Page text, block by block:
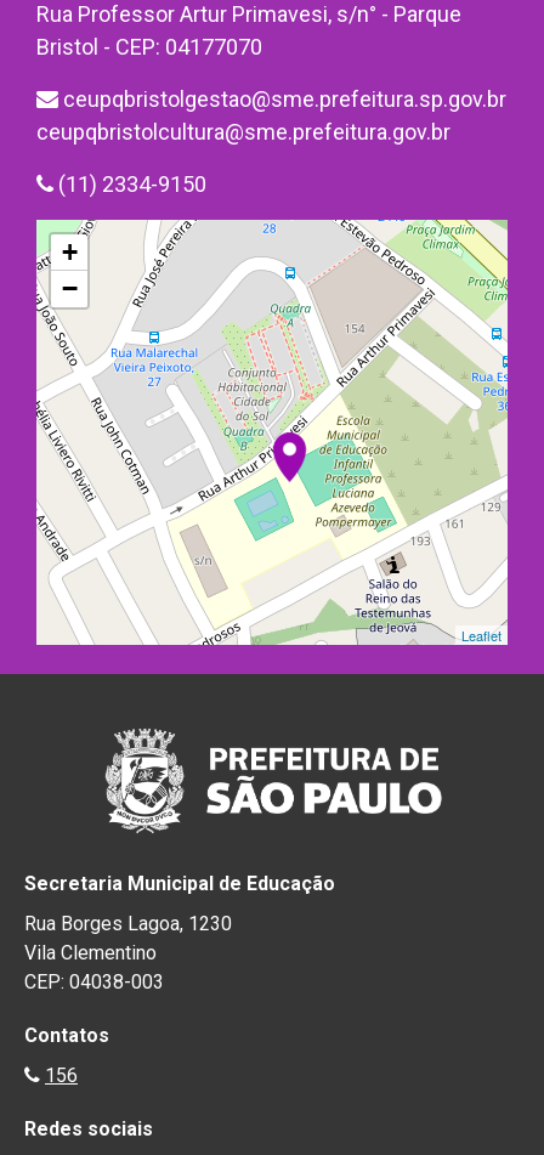
Rua Professor Artur Primavesi, s/n° - Parque
Bristol - CEP: 04177070
ceupqbristolgestao@sme.prefeitura.sp.gov.br
ceupqbristolcultura@sme.prefeitura.gov.br
(11) 2334-9150
+
−
Leaflet
Secretaria Municipal de Educação
Rua Borges Lagoa, 1230
Vila Clementino
CEP: 04038-003
Contatos
156
Redes sociais